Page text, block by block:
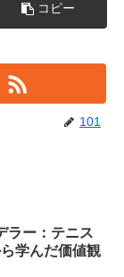
コピー
101
ラー：テニス
学んだ価値観